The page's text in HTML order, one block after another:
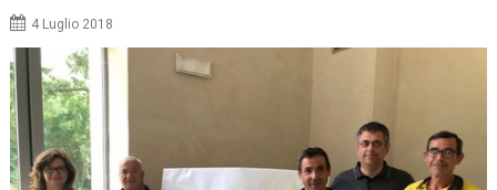
4 Luglio 2018